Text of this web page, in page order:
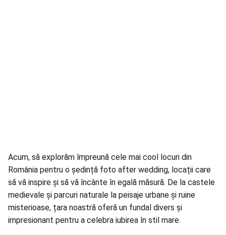
Acum, să explorăm împreună cele mai cool locuri din
România pentru o ședință foto after wedding, locații care
să vă inspire și să vă încânte în egală măsură. De la castele
medievale și parcuri naturale la peisaje urbane și ruine
misterioase, țara noastră oferă un fundal divers și
impresionant pentru a celebra iubirea în stil mare.